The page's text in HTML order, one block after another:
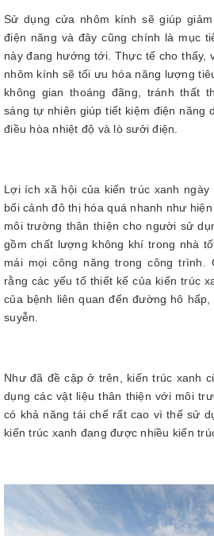
Sử dụng cửa nhôm kính sẽ giúp
điện năng và đây cũng chính là mục
này đang hướng tới. Thực tế cho thấy,
nhôm kính sẽ tối ưu hóa năng lượng
không gian thoáng đãng, tránh thất
sáng tự nhiên giúp tiết kiệm điện năng
điều hòa nhiệt độ và lò sưởi điện.
Lợi ích xã hội của kiến trúc xanh
bối cảnh đô thị hóa quá nhanh như
môi trường thân thiện cho người sử
gồm chất lượng không khí trong nhà
mái mọi công năng trong công trình.
rằng các yếu tố thiết kế của kiến trúc
của bệnh liên quan đến đường hô
suyễn.
Như đã đề cập ở trên, kiến trúc xanh
dụng các vật liệu thân thiện với môi
có khả năng tái chế rất cao vì thế sử
kiến trúc xanh đang được nhiều kiến